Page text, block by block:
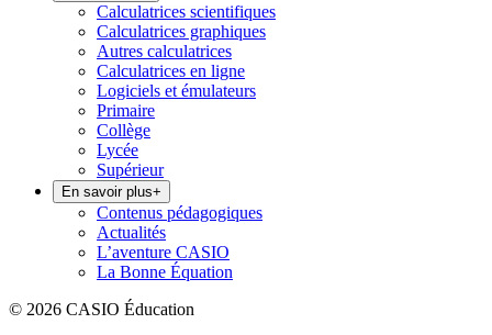
Calculatrices scientifiques
Calculatrices graphiques
Autres calculatrices
Calculatrices en ligne
Logiciels et émulateurs
Primaire
Collège
Lycée
Supérieur
En savoir plus+
Contenus pédagogiques
Actualités
L’aventure CASIO
La Bonne Équation
© 2026 CASIO Éducation